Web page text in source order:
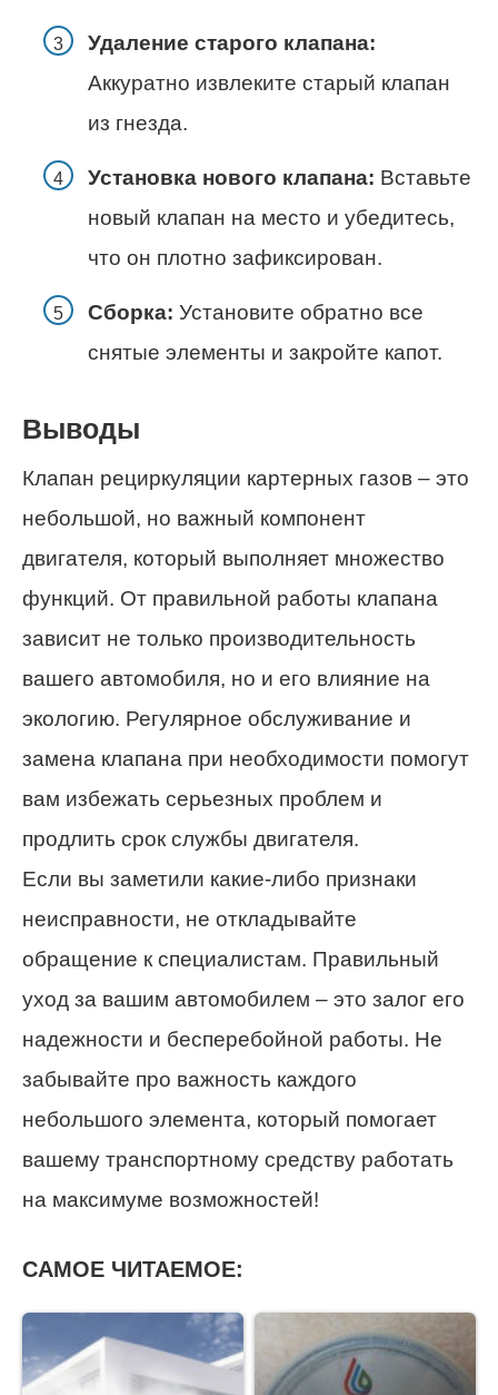
Удаление старого клапана:
Аккуратно извлеките старый клапан
из гнезда.
Установка нового клапана: Вставьте
новый клапан на место и убедитесь,
что он плотно зафиксирован.
Сборка: Установите обратно все
снятые элементы и закройте капот.
Выводы
Клапан рециркуляции картерных газов – это
небольшой, но важный компонент
двигателя, который выполняет множество
функций. От правильной работы клапана
зависит не только производительность
вашего автомобиля, но и его влияние на
экологию. Регулярное обслуживание и
замена клапана при необходимости помогут
вам избежать серьезных проблем и
продлить срок службы двигателя.
Если вы заметили какие-либо признаки
неисправности, не откладывайте
обращение к специалистам. Правильный
уход за вашим автомобилем – это залог его
надежности и бесперебойной работы. Не
забывайте про важность каждого
небольшого элемента, который помогает
вашему транспортному средству работать
на максимуме возможностей!
САМОЕ ЧИТАЕМОЕ: